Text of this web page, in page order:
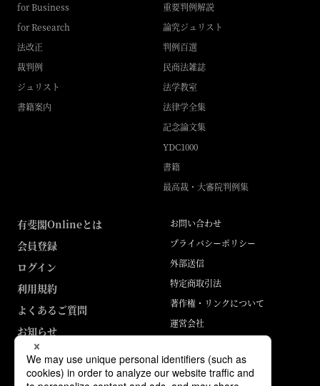
for Business
for Research
法改正
裁判例
ジュリスト
書籍案内
重要判例解説
論究ジュリスト
判例百選
民商法雑誌
法学教室
法律学全集
記念論文集
YDC1000
書籍
最高裁・大審院判例集
有斐閣Onlineとは
会員登録
ログイン
利用規約
よくあるご質問
お知らせ
お問い合わせ
プライバシーポリシー
外部送信
特定商取引法
著作権・リンクについて
運営会社